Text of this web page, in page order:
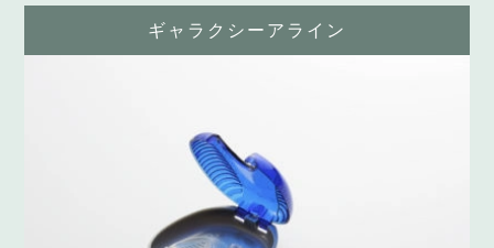
ギャラクシーアライン